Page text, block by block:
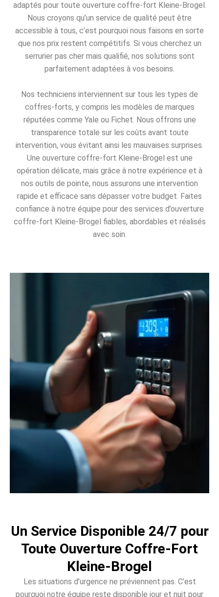
adaptés pour toute ouverture coffre-fort Kleine-Brogel.
Nous croyons qu’un service de qualité peut être
accessible à tous, c’est pourquoi nous faisons en sorte
que nos prix restent compétitifs. Si vous cherchez un
serrurier pas cher mais qualifié, nos solutions sont
parfaitement adaptées à vos besoins.
Nos techniciens interviennent sur tous les types de
coffres-forts, y compris les modèles de marques
réputées comme Yale ou Fichet. Nous offrons une
transparence totale sur les coûts avant toute
intervention, vous évitant ainsi les mauvaises surprises.
Une ouverture coffre-fort Kleine-Brogel est une
opération délicate, mais grâce à notre expérience et à
nos outils de pointe, nous assurons une intervention
rapide et efficace sans dépasser votre budget. Faites
confiance à notre équipe pour des services d’ouverture
coffre-fort Kleine-Brogel fiables, abordables et réalisés
avec soin.
Un Service Disponible 24/7 pour
Toute Ouverture Coffre-Fort
Kleine-Brogel
Les situations d’urgence ne préviennent pas. C’est
pourquoi notre équipe reste disponible jour et nuit pour